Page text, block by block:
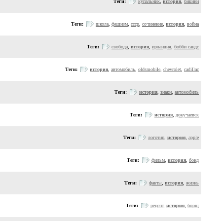
Теги: купальник история бикини
Теги: школа фашизм ссср сочинение история война
Теги: свобода история ирландия бобби сандс
Теги: история автомобиль oldsmobile chevrolet cadillac
Теги: история знаки автомобиль
Теги: история докучаевск
Теги: логотип история apple
Теги: фильм история бонд
Теги: факты история жизнь
Теги: рецепт, история борщ